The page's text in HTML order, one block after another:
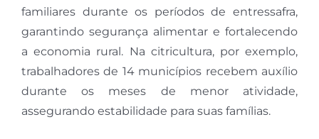
familiares durante os períodos de entressafra,
garantindo segurança alimentar e fortalecendo
a economia rural. Na citricultura, por exemplo,
trabalhadores de 14 municípios recebem auxílio
durante os meses de menor atividade,
assegurando estabilidade para suas famílias.